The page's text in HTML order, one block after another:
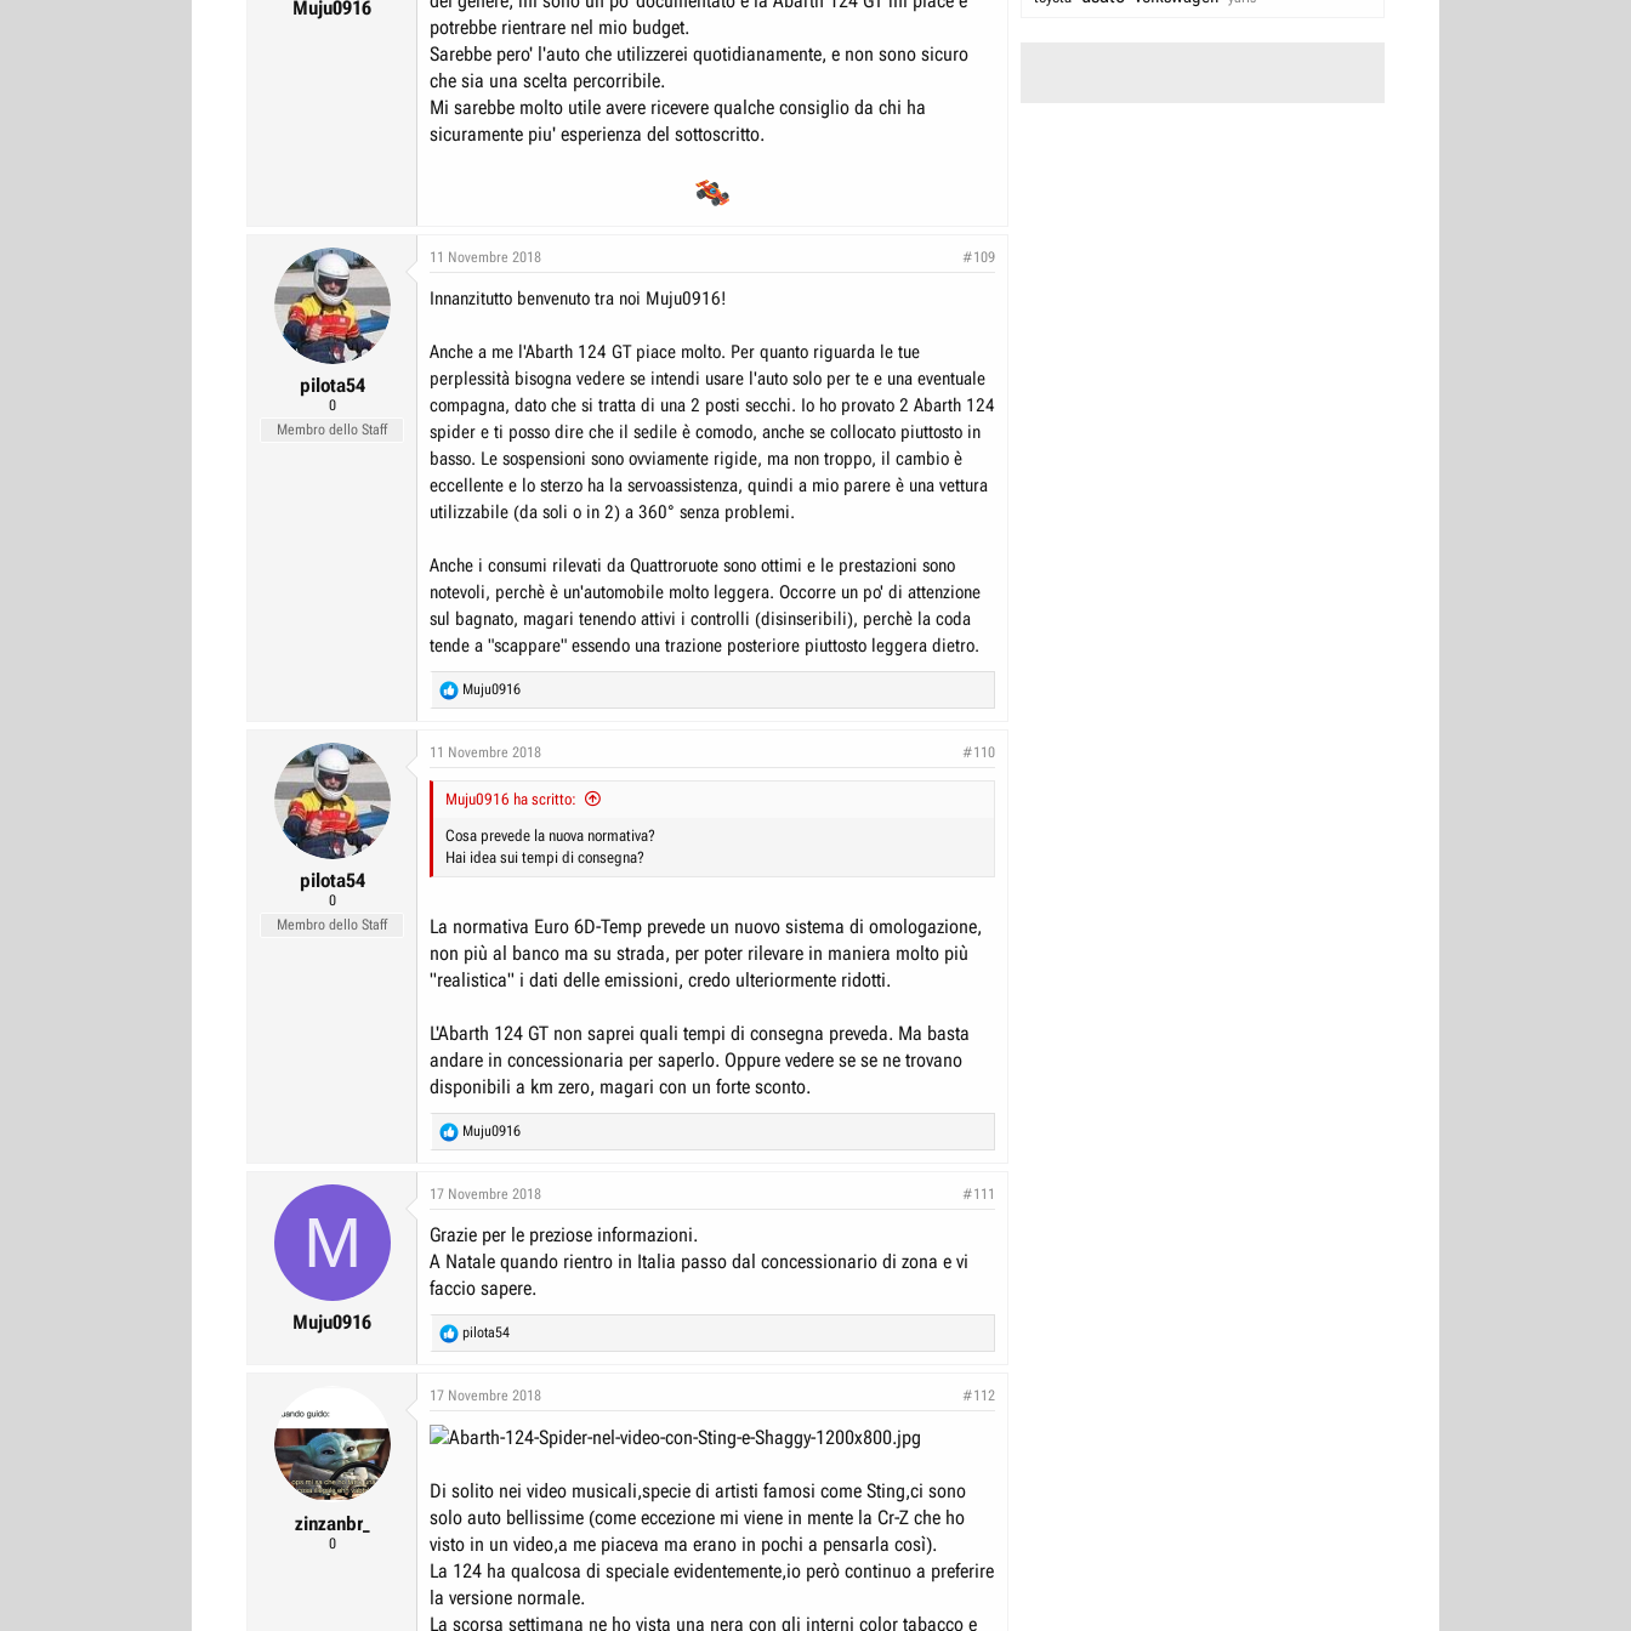
Muju0916
potrebbe rientrare nel mio budget.
Sarebbe pero' l'auto che utilizzerei quotidianamente, e non sono sicuro
che sia una scelta percorribile.
Mi sarebbe molto utile avere ricevere qualche consiglio da chi ha
sicuramente piu' esperienza del sottoscritto.
pilota54
0
Membro dello Staff
11 Novembre 2018 #109
Innanzitutto benvenuto tra noi Muju0916!
Anche a me l'Abarth 124 GT piace molto. Per quanto riguarda le tue
perplessità bisogna vedere se intendi usare l'auto solo per te e una eventuale
compagna, dato che si tratta di una 2 posti secchi. Io ho provato 2 Abarth 124
spider e ti posso dire che il sedile è comodo, anche se collocato piuttosto in
basso. Le sospensioni sono ovviamente rigide, ma non troppo, il cambio è
eccellente e lo sterzo ha la servoassistenza, quindi a mio parere è una vettura
utilizzabile (da soli o in 2) a 360° senza problemi.
Anche i consumi rilevati da Quattroruote sono ottimi e le prestazioni sono
notevoli, perchè è un'automobile molto leggera. Occorre un po' di attenzione
sul bagnato, magari tenendo attivi i controlli (disinseribili), perchè la coda
tende a "scappare" essendo una trazione posteriore piuttosto leggera dietro.
R
e
c
o
n
s
Muju0916
pilota54
0
Membro dello Staff
11 Novembre 2018 #110
Muju0916 ha scritto:
Cosa prevede la nuova normativa?
Hai idea sui tempi di consegna?
La normativa Euro 6D-Temp prevede un nuovo sistema di omologazione,
non più al banco ma su strada, per poter rilevare in maniera molto più
"realistica" i dati delle emissioni, credo ulteriormente ridotti.
L'Abarth 124 GT non saprei quali tempi di consegna preveda. Ma basta
andare in concessionaria per saperlo. Oppure vedere se se ne trovano
disponibili a km zero, magari con un forte sconto.
R
e
c
i
n
s
:
Muju0916
M
Muju0916
17 Novembre 2018 #111
Grazie per le preziose informazioni.
A Natale quando rientro in Italia passo dal concessionario di zona e vi
faccio sapere.
R
e
c
i
s
:
pilota54
zinzanbr_
0
17 Novembre 2018 #112
Di solito nei video musicali,specie di artisti famosi come Sting,ci sono
solo auto bellissime (come eccezione mi viene in mente la Cr-Z che ho
visto in un video,a me piaceva ma erano in pochi a pensarla così).
La 124 ha qualcosa di speciale evidentemente,io però continuo a preferire
la versione normale.
La scorsa settimana ne ho vista una nera con gli interni color tabacco e